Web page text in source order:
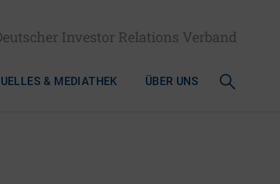
Investor Relations Verband
& MEDIATHEK ÜBER UNS